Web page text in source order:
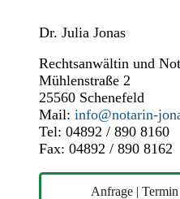
Dr. Julia Jonas
Rechtsanwältin und
Mühlenstraße 2
25560 Schenefeld
Mail: info@notarin-
Tel: 04892 / 890 8160
Fax: 04892 / 890 8162
Anfrage | Termin